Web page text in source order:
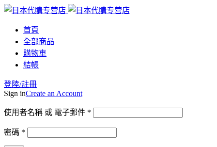
首頁
全部商品
購物車
結帳
登陸/註冊
Sign inCreate an Account
使用者名稱 或 電子郵件 *
密碼 *